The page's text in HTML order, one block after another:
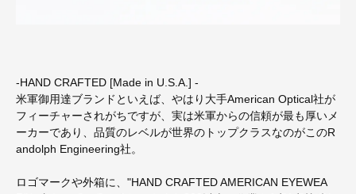
-HAND CRAFTED [Made in U.S.A.] -
米軍御用達ブランドといえば、やはり大手American Optical社が
フィーチャーされがちですが、実は米軍からの信頼が最も厚いメ
ーカーであり、品質のレベルが世界のトップクラスなのがこのR
andolph Engineering社。
ロゴマークや外箱に、"HAND CRAFTED AMERICAN EYEWEA